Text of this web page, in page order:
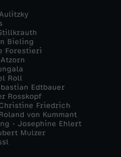
Bieling
Forestieri
Roll
Edtbauer
Rosskopf
Friedrich
von Kummant
- Josephine Ehlert
Mulzer